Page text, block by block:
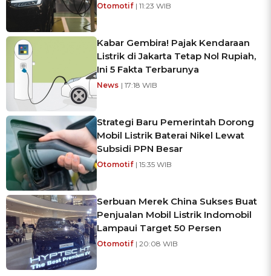
Otomotif | 11:23 WIB
Kabar Gembira! Pajak Kendaraan
Listrik di Jakarta Tetap Nol Rupiah,
Ini 5 Fakta Terbarunya
News | 17:18 WIB
Strategi Baru Pemerintah Dorong
Mobil Listrik Baterai Nikel Lewat
Subsidi PPN Besar
Otomotif | 15:35 WIB
Serbuan Merek China Sukses Buat
Penjualan Mobil Listrik Indomobil
Lampaui Target 50 Persen
Otomotif | 20:08 WIB